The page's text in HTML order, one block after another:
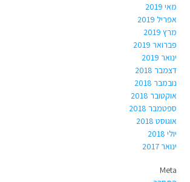
מאי 2019
אפריל 2019
מרץ 2019
פברואר 2019
ינואר 2019
דצמבר 2018
נובמבר 2018
אוקטובר 2018
ספטמבר 2018
אוגוסט 2018
יולי 2018
ינואר 2017
Meta